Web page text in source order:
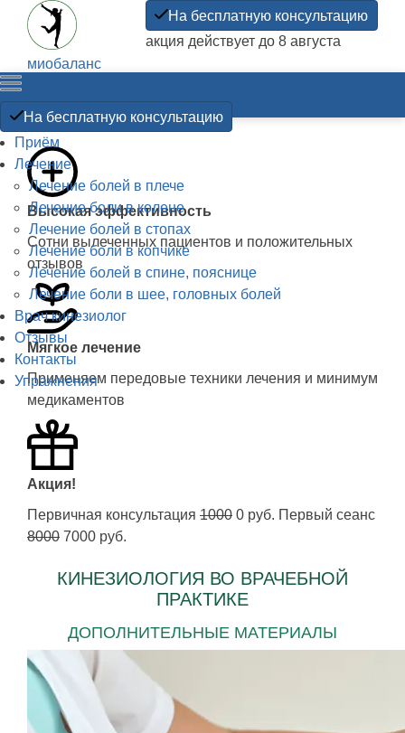
миобаланс
кинезиология
На бесплатную консультацию
акция действует до 8 августа
На бесплатную консультацию
Приём
Лечение
Лечение болей в плече
Лечение боли в колене
Лечение болей в стопах
Лечение боли в копчике
Лечение болей в спине, пояснице
Лечение боли в шее, головных болей
Врач кинезиолог
Отзывы
Контакты
Упражнения
Высокая эффективность
Сотни вылеченных пациентов и положительных
отзывов
Мягкое лечение
Применяем передовые техники лечения и минимум
медикаментов
Акция!
Первичная консультация 1000 0 руб. Первый сеанс
8000 7000 руб.
КИНЕЗИОЛОГИЯ ВО ВРАЧЕБНОЙ
ПРАКТИКЕ
ДОПОЛНИТЕЛЬНЫЕ МАТЕРИАЛЫ